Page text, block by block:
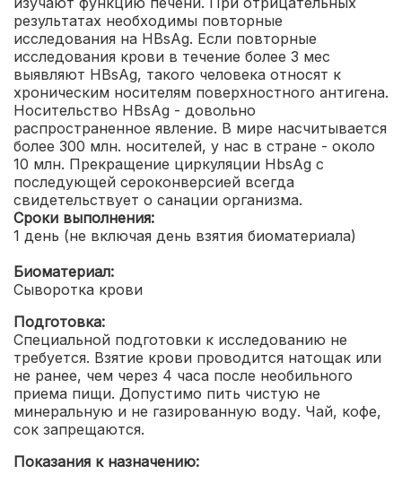
результатах необходимы повторные
исследования на HBsAg. Если повторные
исследования крови в течение более 3 мес
выявляют HBsAg, такого человека относят к
хроническим носителям поверхностного антигена.
Носительство HBsAg - довольно
распространенное явление. В мире насчитывается
более 300 млн. носителей, у нас в стране - около
10 млн. Прекращение циркуляции HbsAg с
последующей сероконверсией всегда
свидетельствует о санации организма.
Сроки выполнения:
1 день (не включая день взятия биоматериала)
Биоматериал:
Сыворотка крови
Подготовка:
Специальной подготовки к исследованию не
требуется. Взятие крови проводится натощак или
не ранее, чем через 4 часа после необильного
приема пищи. Допустимо пить чистую не
минеральную и не газированную воду. Чай, кофе,
сок запрещаются.
Показания к назначению: